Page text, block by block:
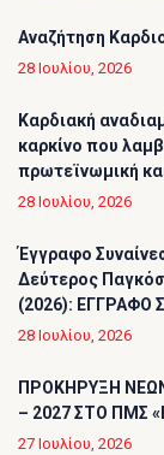
Αναζήτηση
28 Ιουλίου, 2026
Καρδιακή
καρκίνο που
πρωτεϊνωμική
28 Ιουλίου, 2026
Έγγραφο
Δεύτερος
(2026): ΕΓΓΡΑΦΟ
28 Ιουλίου, 2026
ΠΡΟΚΗΡΥΞΗ
– 2027 ΣΤΟ ΠΜΣ
27 Ιουλίου, 2026